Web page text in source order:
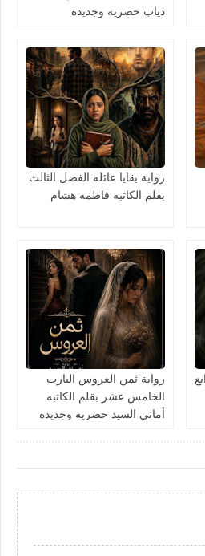
دياب حصريه وجديده
رواية بقايا عائله الفصل الثالث
بقلم الكاتبه فاطمه هشام
رواية ثمن العروس البارت
الخامس عشر بقلم الكاتبه
أماني السيد حصريه وجديده